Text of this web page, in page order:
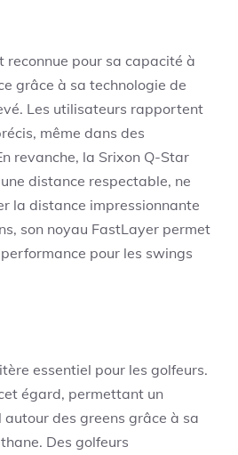
reconnue pour sa capacité à
grâce à sa technologie de
Les utilisateurs rapportent
même dans des
revanche, la Srixon Q-Star
distance respectable, ne
la distance impressionnante
son noyau FastLayer permet
pour les swings
essentiel pour les golfeurs.
égard, permettant un
des greens grâce à sa
Des golfeurs